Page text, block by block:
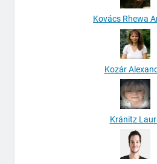
Kovács Rhewa
Kozár
Kránitz